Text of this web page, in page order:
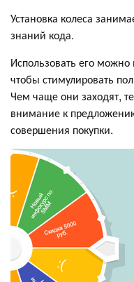
Установка колеса
знаний кода.
Использовать его
чтобы стимулировать
Чем чаще они заходят,
внимание к
совершения покупки.